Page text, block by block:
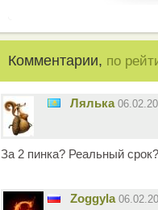
Комментарии, по
Лялька
За 2 пинка? Реальный срок?
Zoggyla